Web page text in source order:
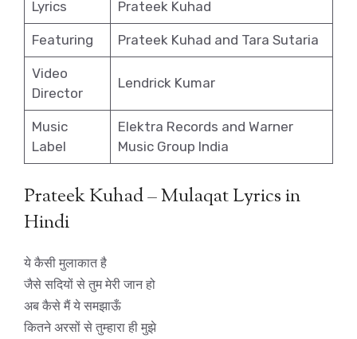
Lyrics Prateek Kuhad
Featuring Prateek Kuhad and Tara Sutaria
Video
Director
Lendrick Kumar
Music
Label
Elektra Records and Warner
Music Group India
Prateek Kuhad – Mulaqat Lyrics in
Hindi
ये कैसी मुलाकात है
जैसे सदियों से तुम मेरी जान हो
अब कैसे मैं ये समझाऊँ
कितने अरसों से तुम्हारा ही मुझे